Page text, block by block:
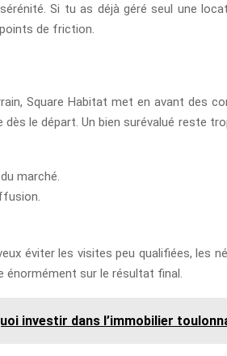
Si tu as déjà géré seul une
de friction.
Square Habitat met en avant des
dès le départ. Un bien surévalué reste
marché.
éviter les visites peu qualifiées, les
énormément sur le résultat final.
investir dans l’immobilier